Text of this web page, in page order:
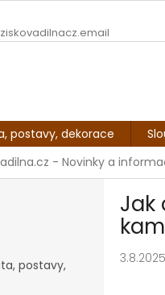
postavy, dekorace
- Novinky a
postavy,
Jak
3.8.2025